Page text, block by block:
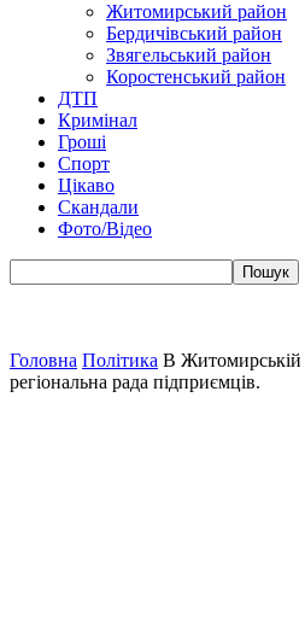
Житомирський район
Бердичівський район
Звягельський район
Коростенський район
ДТП
Кримінал
Гроші
Спорт
Цікаво
Скандали
Фото/Відео
Головна Політика В Житомирській
регіональна рада підприємців.